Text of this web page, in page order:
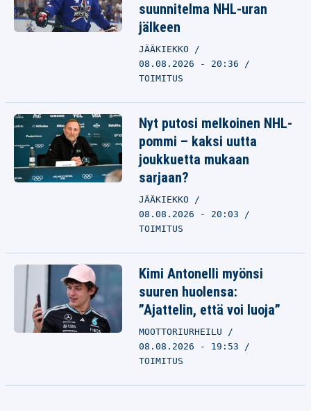
suunnitelma NHL-uran
jälkeen
JÄÄKIEKKO
08.08.2026 - 20:36
TOIMITUS
Nyt putosi melkoinen NHL-
pommi – kaksi uutta
joukkuetta mukaan
sarjaan?
JÄÄKIEKKO
08.08.2026 - 20:03
TOIMITUS
Kimi Antonelli myönsi
suuren huolensa:
”Ajattelin, että voi luoja”
MOOTTORIURHEILU
08.08.2026 - 19:53
TOIMITUS